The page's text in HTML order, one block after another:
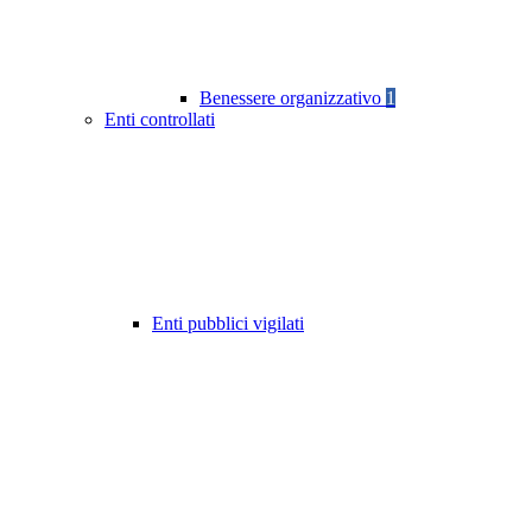
Benessere organizzativo 1
Enti controllati
Enti pubblici vigilati